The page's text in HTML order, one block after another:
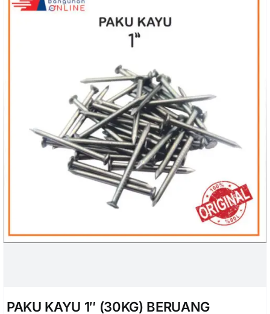
PAKU KAYU 1″ (30KG) BERUANG